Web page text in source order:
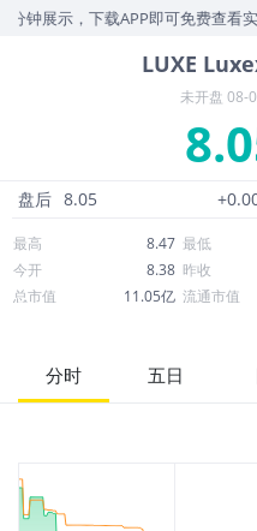
钟展示，下载APP即可免费查看实
LUXE
未开盘 08-
盘后 8.05
最高 8.47 最低
今开
8.38 昨收
总市值
11.05亿 流通市值
52周最高
11.38
股息
分时 五日